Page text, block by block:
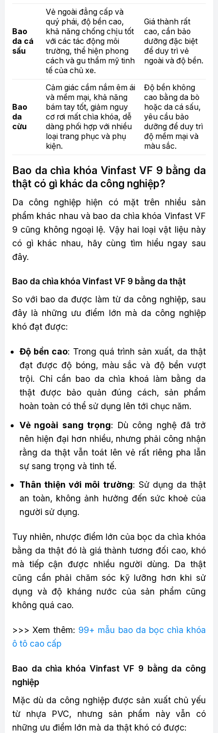
Bao
da cá
sấu
Vẻ ngoài đẳng cấp và
quý phái, độ bền cao,
khả năng chống chịu tốt
với các tác động môi
trường, thể hiện phong
cách và gu thẩm mỹ tinh
tế của chủ xe.
Giá thành rất
cao, cần bảo
dưỡng đặc biệt
để duy trì vẻ
ngoài và độ bền.
Bao
da
cừu
Cảm giác cầm nắm êm ái
và mềm mại, khả năng
bám tay tốt, giảm nguy
cơ rơi mất chìa khóa, dễ
dàng phối hợp với nhiều
loại trang phục và phụ
kiện.
Độ bền không
cao bằng da bò
hoặc da cá sấu,
yêu cầu bảo
dưỡng để duy trì
độ mềm mại và
màu sắc.
Bao da chìa khóa Vinfast VF 9 bằng da
thật có gì khác da công nghiệp?
Da công nghiệp hiện có mặt trên nhiều sản
phẩm khác nhau và bao da chìa khóa Vinfast VF
9 cũng không ngoại lệ. Vậy hai loại vật liệu này
có gì khác nhau, hãy cùng tìm hiểu ngay sau
đây.
Bao da chìa khóa Vinfast VF 9 bằng da thật
So với bao da được làm từ da công nghiệp, sau
đây là những ưu điểm lớn mà da công nghiệp
khó đạt được:
Độ bền cao: Trong quá trình sản xuất, da thật
đạt được độ bóng, màu sắc và độ bền vượt
trội. Chỉ cần bao da chìa khoá làm bằng da
thật được bảo quản đúng cách, sản phẩm
hoàn toàn có thể sử dụng lên tới chục năm.
Vẻ ngoài sang trọng: Dù công nghệ đã trở
nên hiện đại hơn nhiều, nhưng phải công nhận
rằng da thật vẫn toát lên vẻ rất riêng pha lẫn
sự sang trọng và tinh tế.
Thân thiện với môi trường: Sử dụng da thật
an toàn, không ảnh hưởng đến sức khoẻ của
người sử dụng.
Tuy nhiên, nhược điểm lớn của bọc da chìa khóa
bằng da thật đó là giá thành tương đối cao, khó
mà tiếp cận được nhiều người dùng. Da thật
cũng cần phải chăm sóc kỹ lưỡng hơn khi sử
dụng và độ kháng nước của sản phẩm cũng
không quá cao.
>>> Xem thêm: 99+ mẫu bao da bọc chìa khóa
ô tô cao cấp
Bao da chìa khóa Vinfast VF 9 bằng da công
nghiệp
Mặc dù da công nghiệp được sản xuất chủ yếu
từ nhựa PVC, nhưng sản phẩm này vẫn có
những ưu điểm lớn mà da thật khó có được: